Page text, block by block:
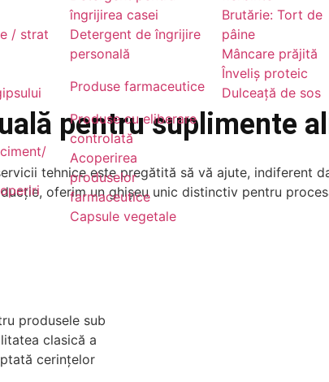
/ strat
îngrijirea casei
Detergent de îngrijire
personală
Produse farmaceutice
Produse cu eliberare
controlată
Acoperirea
produselor
farmaceutice
Capsule vegetale
Brutărie: Tort de
pâine
Mâncare prăjită
Înveliș proteic
Dulceață de sos
pentru suplimente
tehnice este pregătită să vă ajute, indiferent
oferim un ghișeu unic distinctiv pentru
produsele sub
clasică a
cerințelor